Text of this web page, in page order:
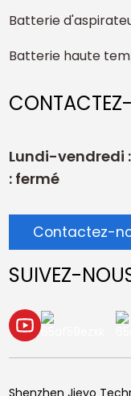
Batterie
Batterie haute
Lundi-vendredi
: fermé
Contactez-
SUIVEZ-